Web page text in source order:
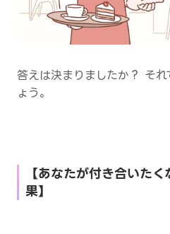
答えは決まりましたか？ そ
ょう。
【あなたが付き合いた
果】